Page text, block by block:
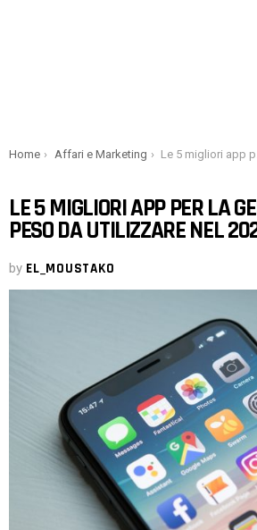
You are here:
Home Affari e Marketing Le 5 migliori app per la gestione del peso da utilizzare nel 2024
LE 5 MIGLIORI APP PER LA
PESO DA UTILIZZARE NEL
by EL_MOUSTAKO